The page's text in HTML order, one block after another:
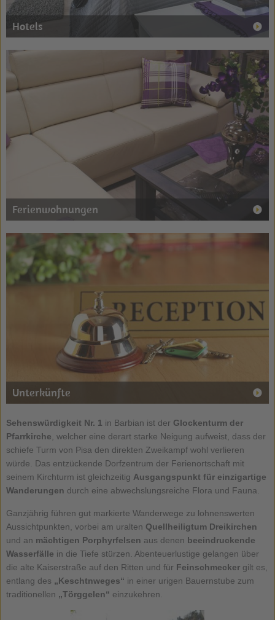
Hotels
Ferienwohnungen
Unterkünfte
Sehenswürdigkeit Nr. 1 in Barbian ist der Glockenturm der
Pfarrkirche, welcher eine derart starke Neigung aufweist, dass der
schiefe Turm von Pisa den direkten Zweikampf wohl verlieren
würde. Das entzückende Dorfzentrum der Ferienortschaft mit
seinem Kirchturm ist gleichzeitig Ausgangspunkt für einzigartige
Wanderungen durch eine abwechslungsreiche Flora und Fauna.
Ganzjährig führen gut markierte Wanderwege zu lohnenswerten
Aussichtpunkten, vorbei am uralten Quellheiligtum Dreikirchen
und an mächtigen Porphyrfelsen aus denen beeindruckende
Wasserfälle in die Tiefe stürzen. Abenteuerlustige gelangen über
die alte Kaiserstraße auf den Ritten und für Feinschmeckergilt es,
entlang des „Keschtnweges“ in einer urigen Bauernstube zum
traditionellen „Törggelen“ einzukehren.